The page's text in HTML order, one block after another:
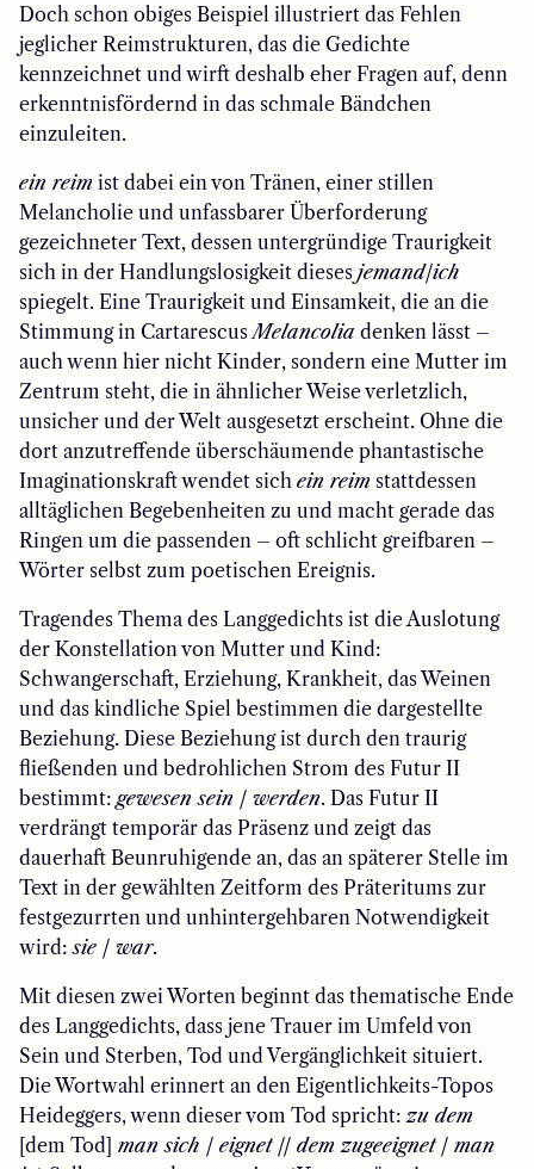
Doch schon obiges Beispiel illustriert das Fehlen
jeglicher Reimstrukturen, das die Gedichte
kennzeichnet und wirft deshalb eher Fragen auf, denn
erkenntnisfördernd in das schmale Bändchen
einzuleiten.
ein reim ist dabei ein von Tränen, einer stillen
Melancholie und unfassbarer Überforderung
gezeichneter Text, dessen untergründige Traurigkeit
sich in der Handlungslosigkeit dieses jemand/ich
spiegelt. Eine Traurigkeit und Einsamkeit, die an die
Stimmung in CartarescusMelancolia denken lässt –
auch wenn hier nicht Kinder, sondern eine Mutter im
Zentrum steht, die in ähnlicher Weise verletzlich,
unsicher und der Welt ausgesetzt erscheint. Ohne die
dort anzutreffende überschäumende phantastische
Imaginationskraft wendet sich ein reim stattdessen
alltäglichen Begebenheiten zu und macht gerade das
Ringen um die passenden – oft schlicht greifbaren –
Wörter selbst zum poetischen Ereignis.
Tragendes Thema des Langgedichts ist die Auslotung
der Konstellation von Mutter und Kind:
Schwangerschaft, Erziehung, Krankheit, das Weinen
und das kindliche Spiel bestimmen die dargestellte
Beziehung. Diese Beziehung ist durch den traurig
fließenden und bedrohlichen Strom des Futur II
bestimmt:gewesen sein / werden. Das Futur II
verdrängt temporär das Präsenz und zeigt das
dauerhaft Beunruhigende an, das an späterer Stelle im
Text in der gewählten Zeitform des Präteritums zur
festgezurrten und unhintergehbaren Notwendigkeit
wird:sie / war.
Mit diesen zwei Worten beginnt das thematische Ende
des Langgedichts, dass jene Trauer im Umfeld von
Sein und Sterben, Tod und Vergänglichkeit situiert.
Die Wortwahl erinnert an den Eigentlichkeits-Topos
Heideggers, wenn dieser vom Tod spricht:zu dem
[dem Tod] man sich / eignet // dem zugeeignet / man